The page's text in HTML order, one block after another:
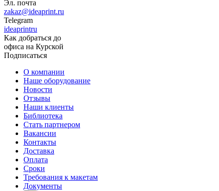
Эл. почта
zakaz@ideaprint.ru
Telegram
ideaprintru
Как добраться до
офиса на Курской
Подписаться
О компании
Наше оборудование
Новости
Отзывы
Наши клиенты
Библиотека
Стать партнером
Вакансии
Контакты
Доставка
Оплата
Сроки
Требования к макетам
Документы